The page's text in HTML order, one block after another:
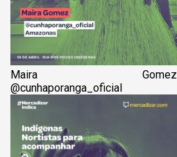
Maira Gomez
@‌cunhaporanga_oficial